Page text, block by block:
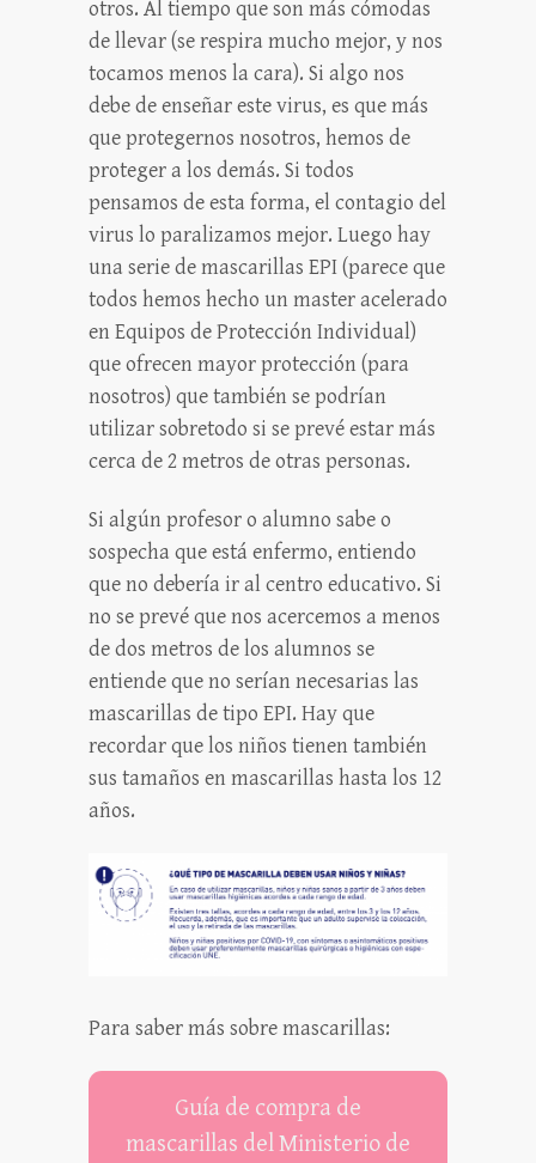
otros. Al tiempo que son más cómodas
de llevar (se respira mucho mejor, y nos
tocamos menos la cara). Si algo nos
debe de enseñar este virus, es que más
que protegernos nosotros, hemos de
proteger a los demás. Si todos
pensamos de esta forma, el contagio del
virus lo paralizamos mejor. Luego hay
una serie de mascarillas EPI (parece que
todos hemos hecho un master acelerado
en Equipos de Protección Individual)
que ofrecen mayor protección (para
nosotros) que también se podrían
utilizar sobretodo si se prevé estar más
cerca de 2 metros de otras personas.
Si algún profesor o alumno sabe o
sospecha que está enfermo, entiendo
que no debería ir al centro educativo. Si
no se prevé que nos acercemos a menos
de dos metros de los alumnos se
entiende que no serían necesarias las
mascarillas de tipo EPI. Hay que
recordar que los niños tienen también
sus tamaños en mascarillas hasta los 12
años.
Para saber más sobre mascarillas:
Guía de compra de
mascarillas del Ministerio de